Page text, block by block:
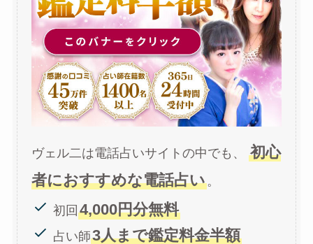
ヴェル二は電話占いサイトの中でも、 初心
者におすすめな電話占い。
初回4,000円分無料
占い師3人まで鑑定料金半額